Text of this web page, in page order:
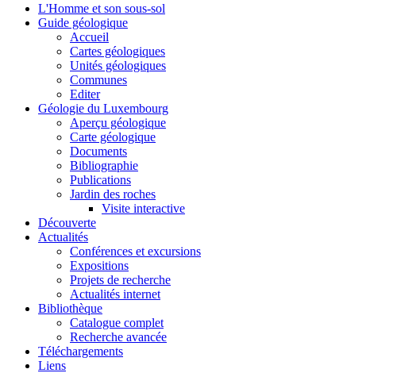
L'Homme et son sous-sol
Guide géologique
Accueil
Cartes géologiques
Unités géologiques
Communes
Editer
Géologie du Luxembourg
Aperçu géologique
Carte géologique
Documents
Bibliographie
Publications
Jardin des roches
Visite interactive
Découverte
Actualités
Conférences et excursions
Expositions
Projets de recherche
Actualités internet
Bibliothèque
Catalogue complet
Recherche avancée
Téléchargements
Liens